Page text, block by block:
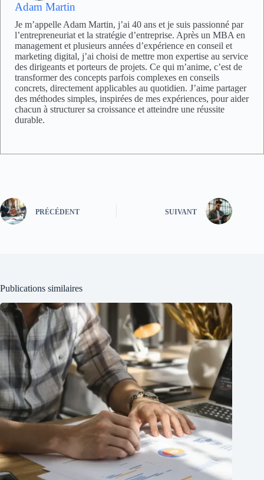
Adam Martin
Je m’appelle Adam Martin, j’ai 40 ans et je suis passionné par
l’entrepreneuriat et la stratégie d’entreprise. Après un MBA en
management et plusieurs années d’expérience en conseil et
marketing digital, j’ai choisi de mettre mon expertise au service
des dirigeants et porteurs de projets. Ce qui m’anime, c’est de
transformer des concepts parfois complexes en conseils
concrets, directement applicables au quotidien. J’aime partager
des méthodes simples, inspirées de mes expériences, pour aider
chacun à structurer sa croissance et atteindre une réussite
durable.
PRÉCÉDENT SUIVANT
Publications similaires